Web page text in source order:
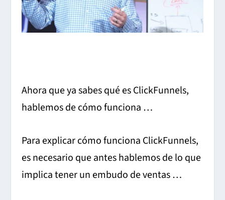
Ahora que ya sabes qué es ClickFunnels,
hablemos de cómo funciona …
Para explicar cómo funciona ClickFunnels,
es necesario que antes hablemos de lo que
implica tener un embudo de ventas …